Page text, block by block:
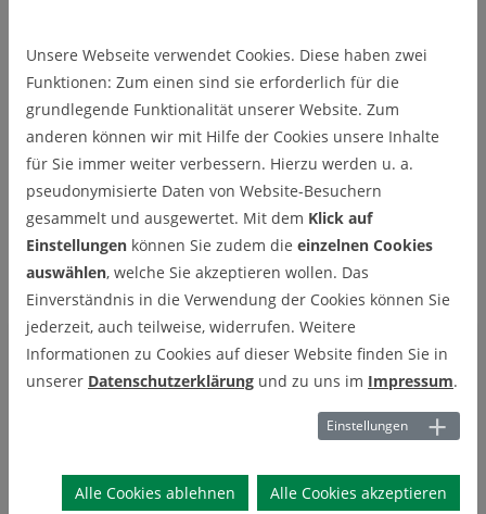
genannt.
Hier befinden sich hauptsächlich die Büros der Professoren
und wissenschaftlichen Mitarbeitern. Zusätzlich gibt es ein
paar kleinere Seminarräume (hier finden häufig die
Präsentationen von Abschlussarbeiten statt), die TUCreate-
Werkstatt am IfI und unter dem Dach zwei PC-Pools, wo häufig
Übungen oder Tutorien stattfinden.
Unsere Webseite verwendet Cookies. Diese haben zwei
Funktionen: Zum einen sind sie erforderlich für die
grundlegende Funktionalität unserer Website. Zum
anderen können wir mit Hilfe der Cookies unsere Inhalte
für Sie immer weiter verbessern. Hierzu werden u. a.
pseudonymisierte Daten von Website-Besuchern
gesammelt und ausgewertet. Mit dem Klick auf
Einstellungen können Sie zudem die einzelnen Cookies
auswählen, welche Sie akzeptieren wollen. Das
Einverständnis in die Verwendung der Cookies können Sie
jederzeit, auch teilweise, widerrufen. Weitere
Informationen zu Cookies auf dieser Website finden Sie in
unserer Datenschutzerklärung und zu uns im Impressum.
Einstellungen
Alle Cookies ablehnen Alle Cookies akzeptieren